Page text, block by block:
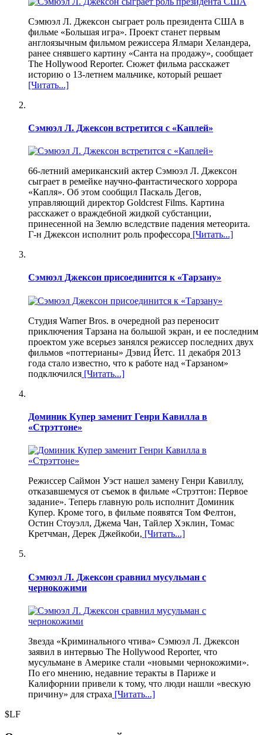
Сэмюэл Л. Джексон сыграет роль президента США в
фильме «Большая игра». Проект станет первым
англоязычным фильмом режиссера Ялмари Хеландера,
ранее снявшего картину «Санта на продажу», сообщает
The Hollywood Reporter. Сюжет фильма расскажет
историю о 13-летнем мальчике, который решает
[Читать...]
Сэмюэл Л. Джексон встретится с «Каплей»
66-летний американский актер Сэмюэл Л. Джексон
сыграет в ремейке научно-фантастического хоррора
«Капля». Об этом сообщил Паскаль Дегов,
управляющий директор Goldcrest Films. Картина
расскажет о враждебной жидкой субстанции,
принесенной на Землю вследствие падения метеорита.
Г-н Джексон исполнит роль профессора [Читать...]
Сэмюэл Джексон присоединится к «Тарзану»
Студия Warner Bros. в очередной раз переносит
приключения Тарзана на большой экран, и ее последним
проектом уже всерьез занялся режиссер последних двух
фильмов «поттерианы» Дэвид Йетс. 11 декабря 2013
года стало известно, что к работе над «Тарзаном»
подключился [Читать...]
Доминик Купер заменит Генри Кавилла в
«Стрэттоне»
Режиссер Саймон Уэст нашел замену Генри Кавиллу,
отказавшемуся от съемок в фильме «Стрэттон: Первое
задание». Теперь главную роль исполнит Доминик
Купер. Кроме того, в фильме появятся Том Фелтон,
Остин Стоуэлл, Джема Чан, Тайлер Хэклин, Томас
Кретчман, Дерек Джейкоби, [Читать...]
Сэмюэл Л. Джексон сравнил мусульман с
чернокожими
Звезда «Криминального чтива» Сэмюэл Л. Джексон
заявил в интервью The Hollywood Reporter, что
мусульмане в Америке стали «новыми чернокожими».
По его мнению, недавние теракты в Париже и
Калифорнии привели к тому, что люди нашли «вескую
причину» для страха [Читать...]
$LF